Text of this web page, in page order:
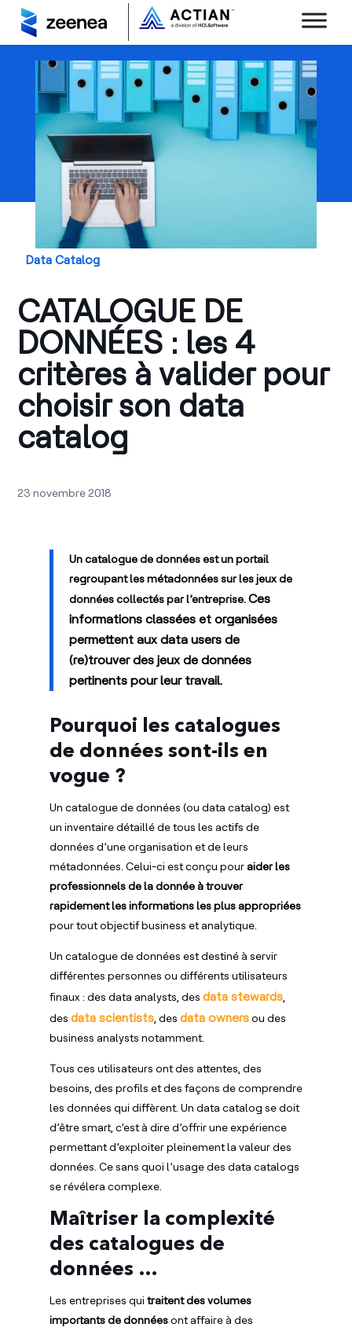
Data Catalog
CATALOGUE DE
DONNÉES : les 4
critères à valider pour
choisir son data
catalog
23 novembre 2018
Un catalogue de données est un portail
regroupant les métadonnées sur les jeux de
données collectés par l’entreprise.Ces
informations classées et organisées
permettent aux data users de
(re)trouver des jeux de données
pertinents pour leur travail.
Pourquoi les catalogues
de données sont-ils en
vogue ?
Un catalogue de données (ou data catalog) est
un inventaire détaillé de tous les actifs de
données d’une organisation et de leurs
métadonnées. Celui-ci est conçu pouraider les
professionnels de la donnée à trouver
rapidement les informations les plus appropriées
pour tout objectif business et analytique.
Un catalogue de données est destiné à servir
différentes personnes ou différents utilisateurs
finaux : des data analysts, des data stewards,
des data scientists, des data ownersou des
business analysts notamment.
Tous ces utilisateurs ont des attentes, des
besoins, des profils et des façons de comprendre
les données qui diffèrent. Un data catalog se doit
d’être smart, c’est à dire d’offrir une expérience
permettant d’exploiter pleinement la valeur des
données. Ce sans quoi l’usage des data catalogs
se révélera complexe.
Maîtriser la complexité
des catalogues de
données …
Les entreprises qui traitent des volumes
importants de donnéesont affaire à des